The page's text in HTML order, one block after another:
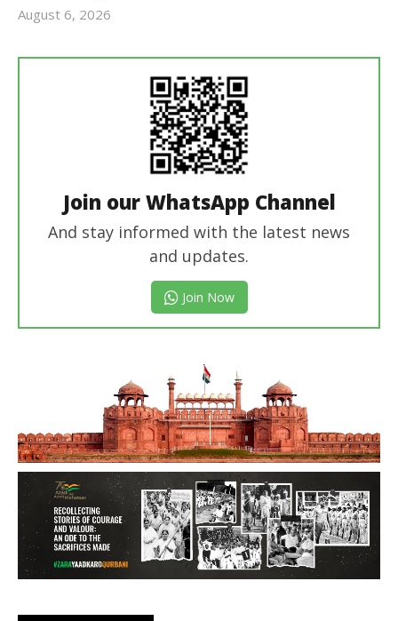
August 6, 2026
Join our WhatsApp Channel
And stay informed with the latest news
and updates.
Join Now